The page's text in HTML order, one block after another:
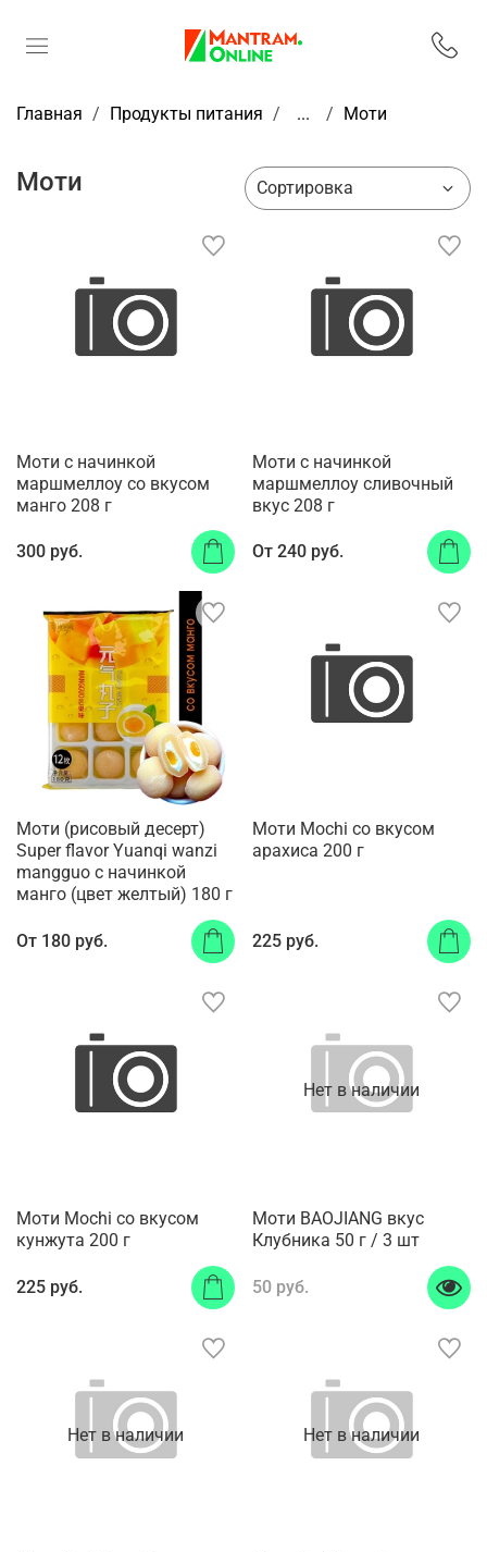
Главная Продукты питания ... Моти
Моти
Моти с начинкой
маршмеллоу со вкусом
манго 208 г
300 руб.
Моти с начинкой
маршмеллоу сливочный
вкус 208 г
От 240 руб.
Моти (рисовый десерт)
Super flavor Yuanqi wanzi
mangguo с начинкой
манго (цвет желтый) 180 г
От 180 руб.
Моти Mochi со вкусом
арахиса 200 г
225 руб.
Моти Mochi со вкусом
кунжута 200 г
225 руб.
Нет в наличии
Моти BAOJIANG вкус
Клубника 50 г / 3 шт
50 руб.
Нет в наличии Нет в наличии